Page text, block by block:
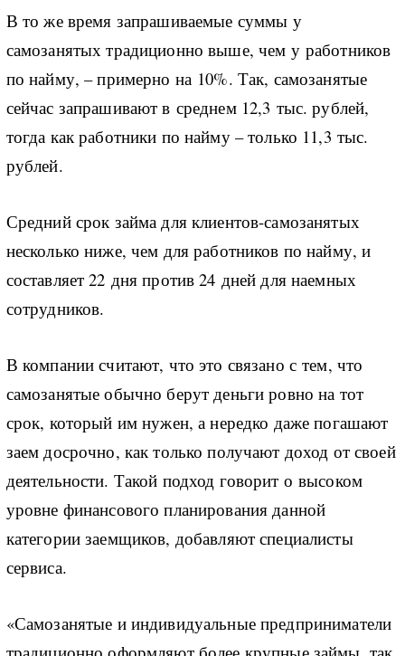
В то же время запрашиваемые суммы у
самозанятых традиционно выше, чем у работников
по найму, – примерно на 10%. Так, самозанятые
сейчас запрашивают в среднем 12,3 тыс. рублей,
тогда как работники по найму – только 11,3 тыс.
рублей.
Средний срок займа для клиентов-самозанятых
несколько ниже, чем для работников по найму, и
составляет 22 дня против 24 дней для наемных
сотрудников.
В компании считают, что это связано с тем, что
самозанятые обычно берут деньги ровно на тот
срок, который им нужен, а нередко даже погашают
заем досрочно, как только получают доход от своей
деятельности. Такой подход говорит о высоком
уровне финансового планирования данной
категории заемщиков, добавляют специалисты
сервиса.
«Самозанятые и индивидуальные предприниматели